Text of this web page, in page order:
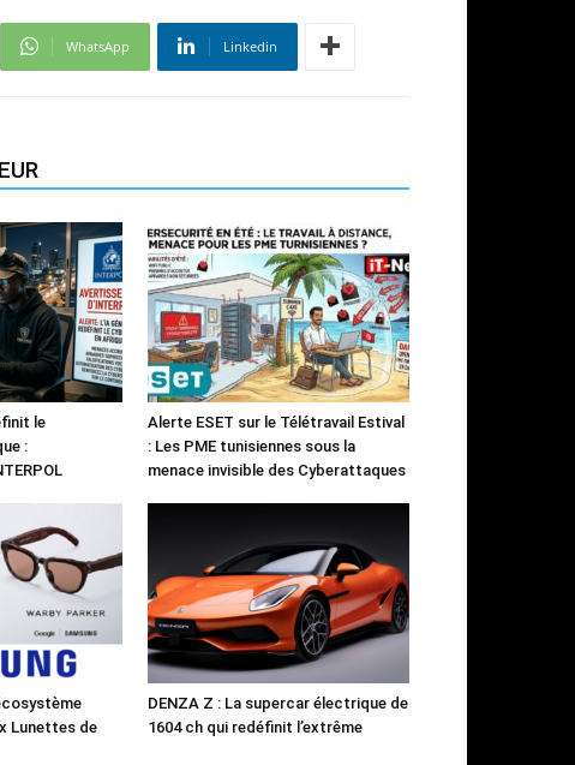
WhatsApp Linkedin
le
:
Alerte ESET sur le Télétravail Estival
: Les PME tunisiennes sous la
menace invisible des Cyberattaques
Lunettes de
DENZA Z : La supercar électrique de
1604 ch qui redéfinit l’extrême